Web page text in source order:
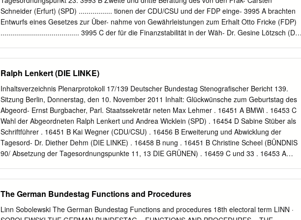
überzeugen, wird ein ordentliches Stück Arbeit. Wir schaffen das nur, wenn wir alle mit
Unser Parteitag am 10. März ist der Auftakt dazu. Hier wollen wir ein Zeichen setzen für die
Menschen, die auf uns und unsere Politik hoffen. Und auch und gerade für die, die das jetzt
Schneider (Erfurt) (SPD) ................. tionen der CDU/CSU und der FDP einge- 3995 A brachten
Entwurfs eines Gesetzes zur Über- nahme von Gewährleistungen zum Erhalt Otto Fricke (FDP)
........................................ 3995 C der für die Finanzstabilität in der Wäh- Dr. Gesine Lötzsch (DIE
Künast (BÜNDNIS 90/ DIE GRÜNEN) ....................................... WFStG) 4000 C Dr. Wolfgang
Schäuble, Bundesminister (Drucksachen 17/1544, 17/1561, 17/1562) .... BMF
........................................................ 3989 D 4001 A Sigmar Gabriel (SPD) ..................................
Norbert Barthle (CDU/CSU) ........................ 4003 B 3990 B II Deutscher Bundestag – 17.
Wahlperiode – 41. Sitzung, Berlin, Freitag, den 7. Mai 2010 Otto Fricke (FDP)
.................................... rung 4005 A (Drucksache 17/865) ............................... 4031
Ralph Lenkert (DIE LINKE)
Inhaltsverzeichnis Plenarprotokoll 17/139 Deutscher Bundestag Stenografischer Bericht 139.
Sitzung Berlin, Donnerstag, den 10. November 2011 Inhalt: Glückwünsche zum Geburtstag des
Abgeord- Ernst Burgbacher, Parl. Staatssekretär neten Max Lehmer . 16451 A BMWi . 16453 C
Wahl der Abgeordneten Ralph Lenkert und Andrea Wicklein (SPD) . 16454 D Sabine Stüber als
Schriftführer . 16451 B Kai Wegner (CDU/CSU) . 16456 B Erweiterung und Abwicklung der
Tagesord- Dr. Diether Dehm (DIE LINKE) . 16458 B nung . 16451 B Christine Scheel (BÜNDNIS
90/ Absetzung der Tagesordnungspunkte 11, 13 DIE GRÜNEN) . 16459 C und 33 . 16453 A
Lämmel (CDU/CSU) . 16464 A geordneter und der Fraktion der CDU/CSU Johanna Voß (DIE
LINKE) . 16465 A sowie der Abgeordneten Dr. Hermann Otto Solms, Dr. Martin Lindner (Berlin),
Claudia Lena Strothmann (CDU/CSU) . 16466 A Bögel, weiterer Abgeordneter und der Frak-
The German Bundestag Functions and Procedures
Linn Sobolewski The German Bundestag Functions and procedures 18th electoral term LINN ·